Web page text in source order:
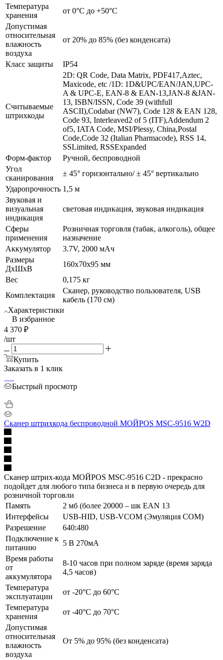
Температура
хранения
от 0°C до +50°C
Допустимая
относительная
влажность
воздуха
от 20% до 85% (без конденсата)
Класс защиты IP54
Считываемые
штрихкоды
2D: QR Code, Data Matrix, PDF417,Aztec,
Maxicode, etc /1D: 1D&UPC/EAN/JAN,UPC-
A & UPC-E, EAN-8 & EAN-13,JAN-8 &JAN-
13, ISBN/ISSN, Code 39 (withfull
ASCII),Codabar (NW7), Code 128 & EAN 128,
Code 93, Interleaved2 of 5 (ITF),Addendum 2
of5, IATA Code, MSI/Plessy, China,Postal
Code,Code 32 (Italian Pharmacode), RSS 14,
SSLimited, RSSExpanded
Форм-фактор
Ручной, беспроводной
Угол
сканирования
± 45° горизонтально/ ± 45° вертикально
Ударопрочность 1,5 м
Звуковая и
визуальная
индикация
световая индикация, звуковая индикация
Сферы
применения
Розничная торговля (табак, алкоголь), общее
назначение
Аккумулятор
3.7V, 2000 мАч
Размеры
ДхШхВ
160x70x95 мм
Вес
0,175 кг
Комплектация
Сканер, руководство пользователя, USB
кабель (170 см)
Характеристики
В избранное
4 370 ₽
/шт
Купить
Заказать в 1 клик
Быстрый просмотр
Сканер штрихкода беспроводной МОЙPOS MSC-9516 W2D
Сканер штрих-кода МОЙPOS MSC-9516 C2D - прекрасно
подойдет для любого типа бизнеса и в первую очередь для
розничной торговли
Память
2 мб (более 20000 – шк EAN 13
Интерфейсы
USB-HID, USB-VCOM (Эмуляция COM)
Разрешение
640:480
Подключение к
питанию
5 В 270мА
Время работы
от
аккумулятора
8-10 часов при полном заряде (время заряда
4,5 часов)
Температура
эксплуатации
от -20°C до 60°C
Температура
хранения
от -40°C до 70°C
Допустимая
относительная
влажность
воздуха
От 5% до 95% (без конденсата)